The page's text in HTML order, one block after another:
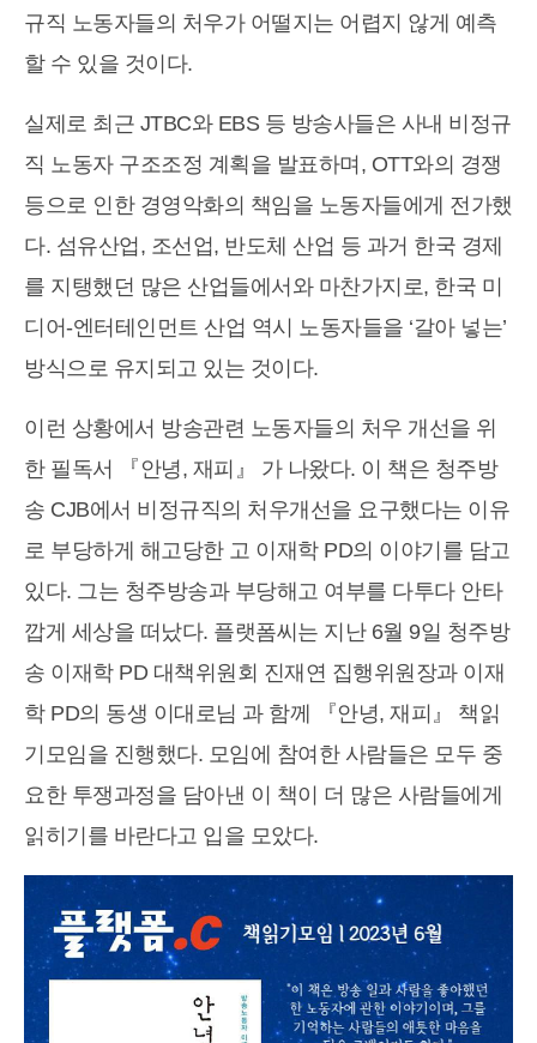
규직 노동자들의 처우가 어떨지는 어렵지 않게 예측
할 수 있을 것이다.
실제로 최근 JTBC와 EBS 등 방송사들은 사내 비정규
직 노동자 구조조정 계획을 발표하며, OTT와의 경쟁
등으로 인한 경영악화의 책임을 노동자들에게 전가했
다. 섬유산업, 조선업, 반도체 산업 등 과거 한국 경제
를 지탱했던 많은 산업들에서와 마찬가지로, 한국 미
디어-엔터테인먼트 산업 역시 노동자들을 ‘갈아 넣는’
방식으로 유지되고 있는 것이다.
이런 상황에서 방송관련 노동자들의 처우 개선을 위
한 필독서 『안녕, 재피』 가 나왔다. 이 책은 청주방
송 CJB에서 비정규직의 처우개선을 요구했다는 이유
로 부당하게 해고당한 고 이재학 PD의 이야기를 담고
있다. 그는 청주방송과 부당해고 여부를 다투다 안타
깝게 세상을 떠났다. 플랫폼씨는 지난 6월 9일 청주방
송 이재학 PD 대책위원회 진재연 집행위원장과 이재
학 PD의 동생 이대로님 과 함께 『안녕, 재피』 책읽
기모임을 진행했다. 모임에 참여한 사람들은 모두 중
요한 투쟁과정을 담아낸 이 책이 더 많은 사람들에게
읽히기를 바란다고 입을 모았다.